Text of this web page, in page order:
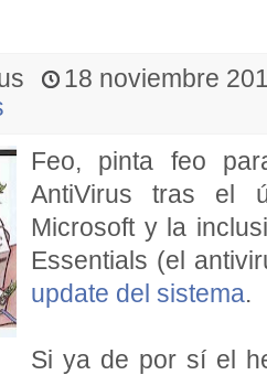
18 noviembre
Feo, pinta feo
AntiVirus tras el
Microsoft y la
Essentials (el
update del sistema.
Si ya de por sí el